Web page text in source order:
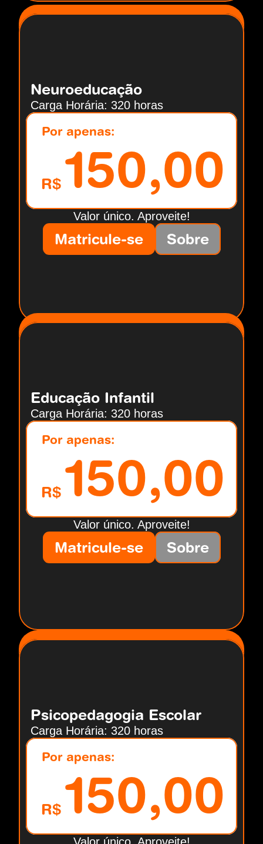
Neuroeducação
Carga Horária: 320 horas
R$ 150,00
Por apenas:
Valor único. Aproveite!
Matricule-se Sobre
Educação Infantil
Carga Horária: 320 horas
R$ 150,00
Por apenas:
Valor único. Aproveite!
Matricule-se Sobre
Psicopedagogia Escolar
Carga Horária: 320 horas
R$ 150,00
Por apenas: